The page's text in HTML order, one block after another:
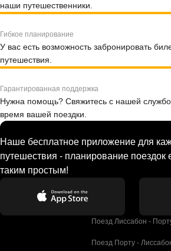
наши путешественники.
Гибкое планирование
У вас есть возможность забронировать
путешествия.
Гарантированная поддержка
Нужна помощь? Свяжитесь с нашей
время вашей поездки.
Наше бесплатное приложение для
путешествия - планирование поездок
таким простым!
Поезд Лиссабон -
Поезд Порту -